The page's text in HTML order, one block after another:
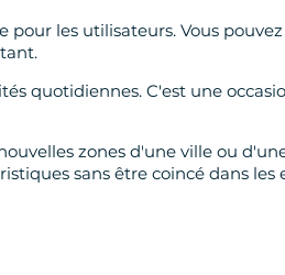
les utilisateurs. Vous
quotidiennes. C'est une
zones d'une ville ou
sans être coincé dans les